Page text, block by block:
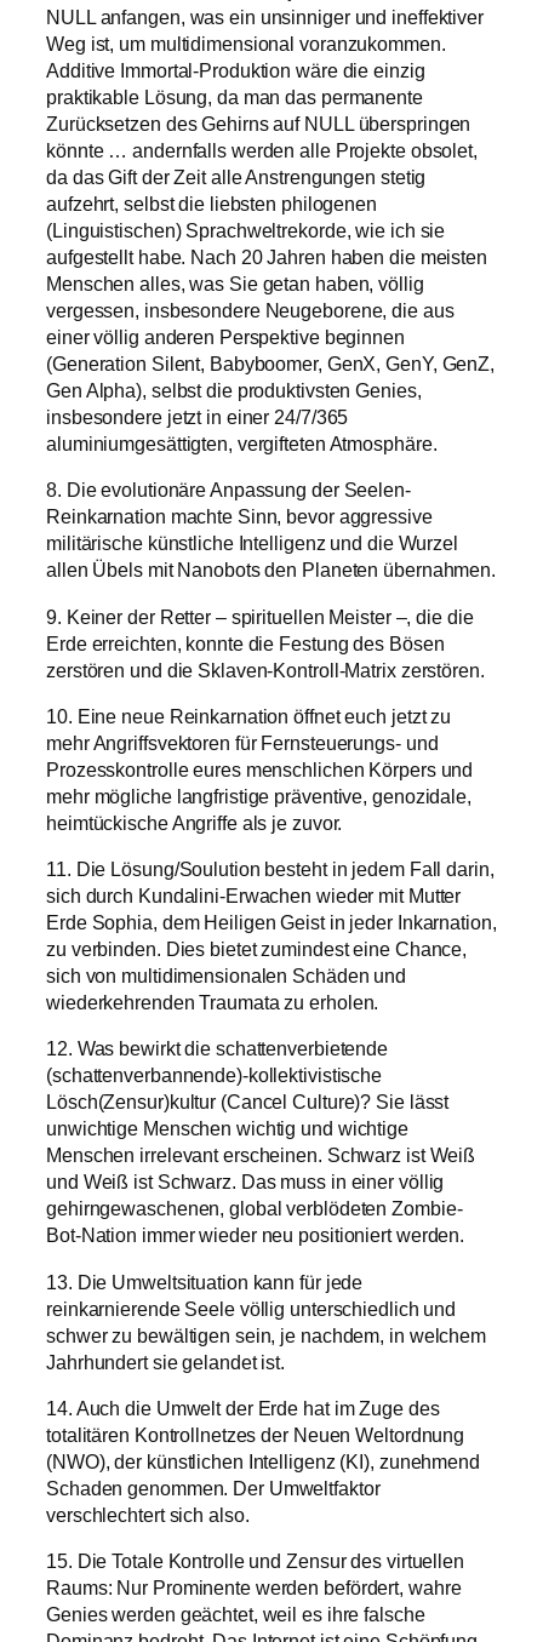
NULL anfangen, was ein unsinniger und ineffektiver
Weg ist, um multidimensional voranzukommen.
Additive Immortal-Produktion wäre die einzig
praktikable Lösung, da man das permanente
Zurücksetzen des Gehirns auf NULL überspringen
könnte … andernfalls werden alle Projekte obsolet,
da das Gift der Zeit alle Anstrengungen stetig
aufzehrt, selbst die liebsten philogenen
(Linguistischen) Sprachweltrekorde, wie ich sie
aufgestellt habe. Nach 20 Jahren haben die meisten
Menschen alles, was Sie getan haben, völlig
vergessen, insbesondere Neugeborene, die aus
einer völlig anderen Perspektive beginnen
(Generation Silent, Babyboomer, GenX, GenY, GenZ,
Gen Alpha), selbst die produktivsten Genies,
insbesondere jetzt in einer 24/7/365
aluminiumgesättigten, vergifteten Atmosphäre.
8. Die evolutionäre Anpassung der Seelen-
Reinkarnation machte Sinn, bevor aggressive
militärische künstliche Intelligenz und die Wurzel
allen Übels mit Nanobots den Planeten übernahmen.
9. Keiner der Retter – spirituellen Meister –, die die
Erde erreichten, konnte die Festung des Bösen
zerstören und die Sklaven-Kontroll-Matrix zerstören.
10. Eine neue Reinkarnation öffnet euch jetzt zu
mehr Angriffsvektoren für Fernsteuerungs- und
Prozesskontrolle eures menschlichen Körpers und
mehr mögliche langfristige präventive, genozidale,
heimtückische Angriffe als je zuvor.
11. Die Lösung/Soulution besteht in jedem Fall darin,
sich durch Kundalini-Erwachen wieder mit Mutter
Erde Sophia, dem Heiligen Geist in jeder Inkarnation,
zu verbinden. Dies bietet zumindest eine Chance,
sich von multidimensionalen Schäden und
wiederkehrenden Traumata zu erholen.
12. Was bewirkt die schattenverbietende
(schattenverbannende)-kollektivistische
Lösch(Zensur)kultur (Cancel Culture)? Sie lässt
unwichtige Menschen wichtig und wichtige
Menschen irrelevant erscheinen. Schwarz ist Weiß
und Weiß ist Schwarz. Das muss in einer völlig
gehirngewaschenen, global verblödeten Zombie-
Bot-Nation immer wieder neu positioniert werden.
13. Die Umweltsituation kann für jede
reinkarnierende Seele völlig unterschiedlich und
schwer zu bewältigen sein, je nachdem, in welchem
Jahrhundert sie gelandet ist.
14. Auch die Umwelt der Erde hat im Zuge des
totalitären Kontrollnetzes der Neuen Weltordnung
(NWO), der künstlichen Intelligenz (KI), zunehmend
Schaden genommen. Der Umweltfaktor
verschlechtert sich also.
15. Die Totale Kontrolle und Zensur des virtuellen
Raums: Nur Prominente werden befördert, wahre
Genies werden geächtet, weil es ihre falsche